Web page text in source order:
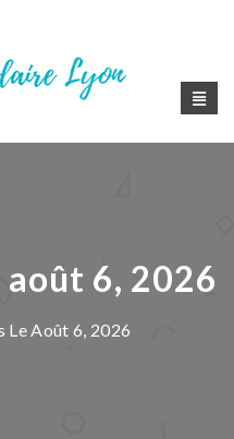
août 6, 2026
Le Août 6, 2026